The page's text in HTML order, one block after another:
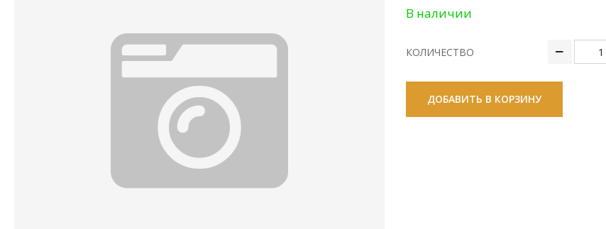
В наличии
КОЛИЧЕСТВО
ДОБАВИТЬ В КОРЗИНУ